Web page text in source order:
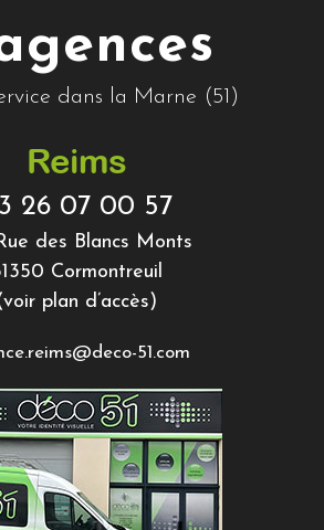
dans la Marne (51)
Reims
26 07 00 57
des Blancs Monts
Cormontreuil
plan d’accès)
51.com